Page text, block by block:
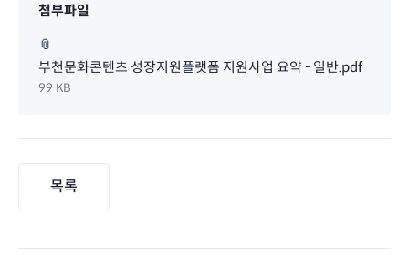
첨부파일
📎
부천문화콘텐츠 성장지원플랫폼 지원사업 요약 - 일반.pdf
99 KB
목록